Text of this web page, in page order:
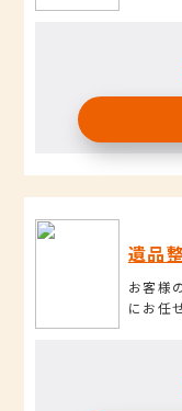
遺品
お客様
にお任